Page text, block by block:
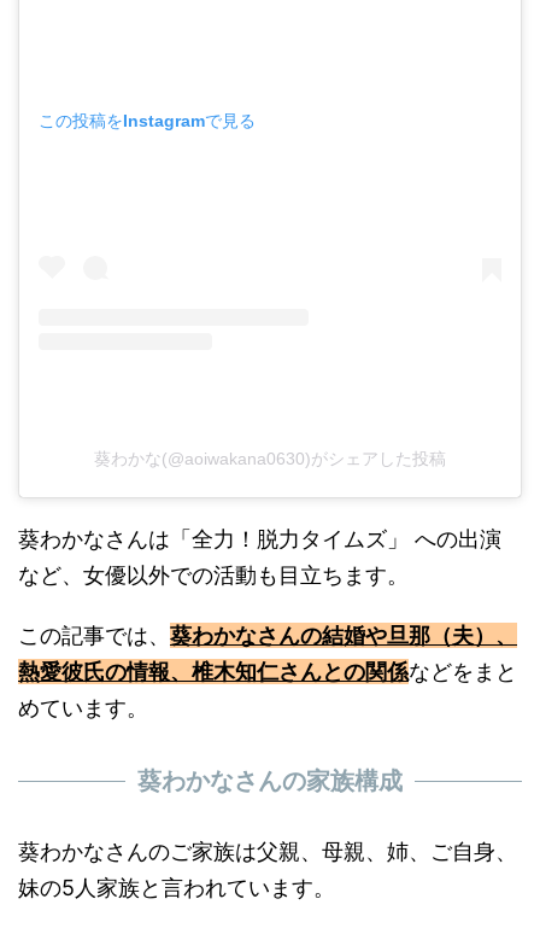
この投稿をInstagramで見る
葵わかな(@aoiwakana0630)がシェアした投稿
葵わかなさんは「全力！脱力タイムズ」 への出演
など、女優以外での活動も目立ちます。
この記事では、 葵わかなさんの結婚や旦那（夫）、
熱愛彼氏の情報、椎木知仁さんとの関係などをまと
めています。
葵わかなさんの家族構成
葵わかなさんのご家族は父親、母親、姉、ご自身、
妹の5人家族と言われています。